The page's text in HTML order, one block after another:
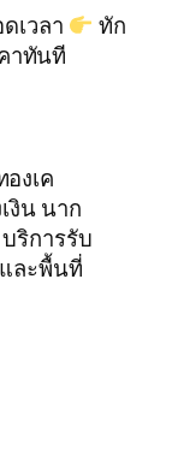
เวลา
ทัก
าทันที
งเค
งิน นาก
ริการรับ
ละพื้นที่